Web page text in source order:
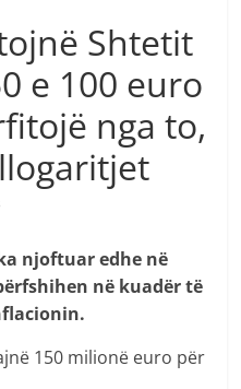
Shtetit
e 100 euro
nga to,
njoftuar edhe në
në kuadër të
150 milionë euro për